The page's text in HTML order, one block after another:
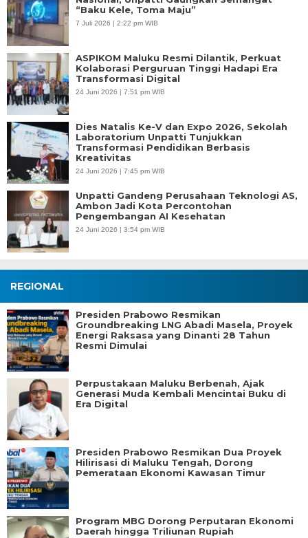
“Baku Kele, Toma Maju”
7 Juli 2026 | 2:22 pm WIB
ASPIKOM Maluku Resmi Dilantik, Perkuat
Kolaborasi Perguruan Tinggi Hadapi Era
Transformasi Digital
24 Juni 2026 | 7:51 pm WIB
Dies Natalis Ke-V dan Expo 2026, Sekolah
Laboratorium Unpatti Tunjukkan
Transformasi Pendidikan Berbasis
Kreativitas
24 Juni 2026 | 7:45 pm WIB
Unpatti Gandeng Perusahaan Teknologi AS,
Ambon Jadi Kota Percontohan
Pengembangan AI Kesehatan
24 Juni 2026 | 3:54 pm WIB
REGIONAL
Presiden Prabowo Resmikan
Groundbreaking LNG Abadi Masela, Proyek
Energi Raksasa yang Dinanti 28 Tahun
Resmi Dimulai
Perpustakaan Maluku Berbenah, Ajak
Generasi Muda Kembali Mencintai Buku di
Era Digital
Presiden Prabowo Resmikan Dua Proyek
Hilirisasi di Maluku Tengah, Dorong
Pemerataan Ekonomi Kawasan Timur
Program MBG Dorong Perputaran Ekonomi
Daerah hingga Triliunan Rupiah